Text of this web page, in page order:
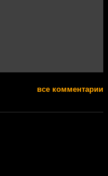
все комментарии